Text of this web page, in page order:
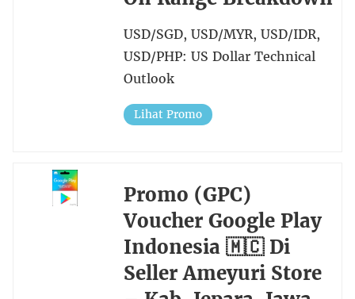
USD/SGD, USD/MYR, USD/IDR,
USD/PHP: US Dollar Technical
Outlook
Lihat Promo
Promo (GPC)
Voucher Google Play
Indonesia 🇲🇨 Di
Seller Ameyuri Store